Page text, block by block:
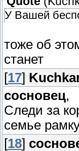
У Вашей
тоже об
станет
[17]
сосновец,
Следи за
семье
[18]